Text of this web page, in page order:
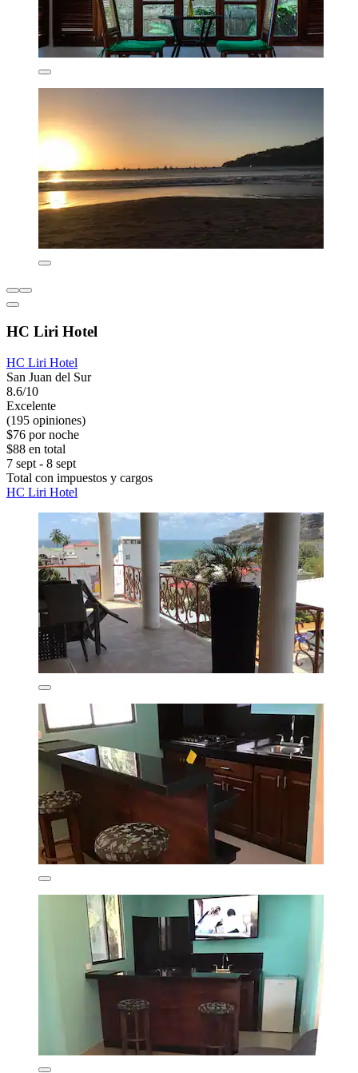
HC Liri Hotel
HC Liri Hotel
San Juan del Sur
8.6/10
Excelente
(195 opiniones)
$76 por noche
$88 en total
7 sept - 8 sept
Total con impuestos y cargos
HC Liri Hotel